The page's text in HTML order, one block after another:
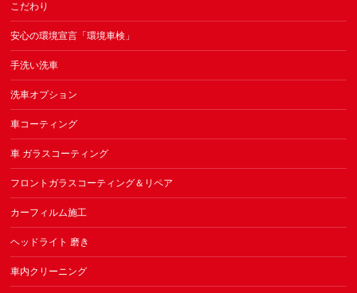
こだわり
安心の環境宣言「環境車検」
手洗い洗車
洗車オプション
車コーティング
車 ガラスコーティング
フロントガラスコーティング＆リペア
カーフィルム施工
ヘッドライト 磨き
車内クリーニング